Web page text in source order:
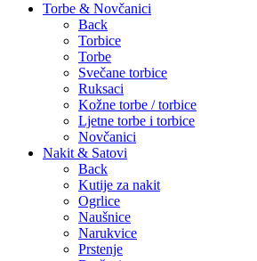
Torbe & Novčanici
Back
Torbice
Torbe
Svečane torbice
Ruksaci
Kožne torbe / torbice
Ljetne torbe i torbice
Novčanici
Nakit & Satovi
Back
Kutije za nakit
Ogrlice
Naušnice
Narukvice
Prstenje